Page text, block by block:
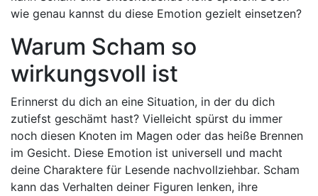
wie genau kannst du diese Emotion gezielt einsetzen?
Warum Scham so
wirkungsvoll ist
Erinnerst du dich an eine Situation, in der du dich
zutiefst geschämt hast? Vielleicht spürst du immer
noch diesen Knoten im Magen oder das heiße Brennen
im Gesicht. Diese Emotion ist universell und macht
deine Charaktere für Lesende nachvollziehbar. Scham
kann das Verhalten deiner Figuren lenken, ihre